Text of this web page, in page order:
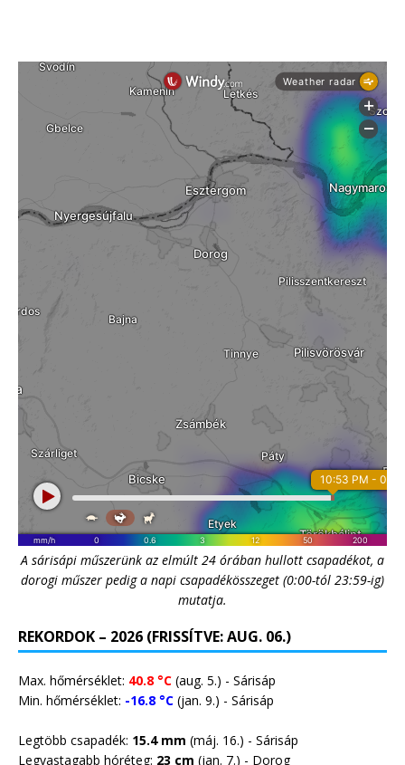
A sárisápi műszerünk az elmúlt 24 órában hullott csapadékot, a
dorogi műszer pedig a napi csapadékösszeget (0:00-tól 23:59-ig)
mutatja.
REKORDOK – 2026 (FRISSÍTVE: AUG. 06.)
Max. hőmérséklet: 40.8 °C (aug. 5.) - Sárisáp
Min. hőmérséklet: -16.8 °C (jan. 9.) - Sárisáp
Legtöbb csapadék: 15.4 mm (máj. 16.) - Sárisáp
Legvastagabb hóréteg: 23 cm (jan. 7.) - Dorog